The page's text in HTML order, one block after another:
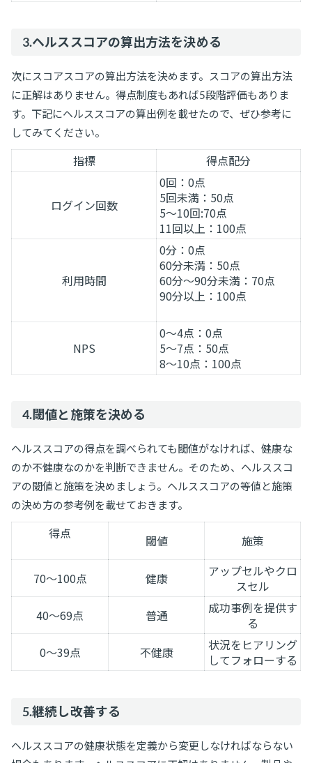
3.ヘルススコアの算出方法を決める
次にスコアスコアの算出方法を決めます。スコアの算出方法
に正解はありません。得点制度もあれば5段階評価もありま
す。下記にヘルススコアの算出例を載せたので、ぜひ参考に
してみてください。
指標 得点配分
ログイン回数
0回：0点
5回未満：50点
5～10回:70点
11回以上：100点
利用時間
0分：0点
60分未満：50点
60分～90分未満：70点
90分以上：100点
NPS
0～4点：0点
5～7点：50点
8～10点：100点
4.閾値と施策を決める
ヘルススコアの得点を調べられても閾値がなければ、健康な
のか不健康なのかを判断できません。そのため、ヘルススコ
アの閾値と施策を決めましょう。ヘルススコアの等値と施策
の決め方の参考例を載せておきます。
得点 閾値 施策
70～100点 健康
アップセルやクロ
スセル
40～69点
普通
成功事例を提供す
る
0～39点
不健康
状況をヒアリング
してフォローする
5.継続し改善する
ヘルススコアの健康状態を定義から変更しなければならない